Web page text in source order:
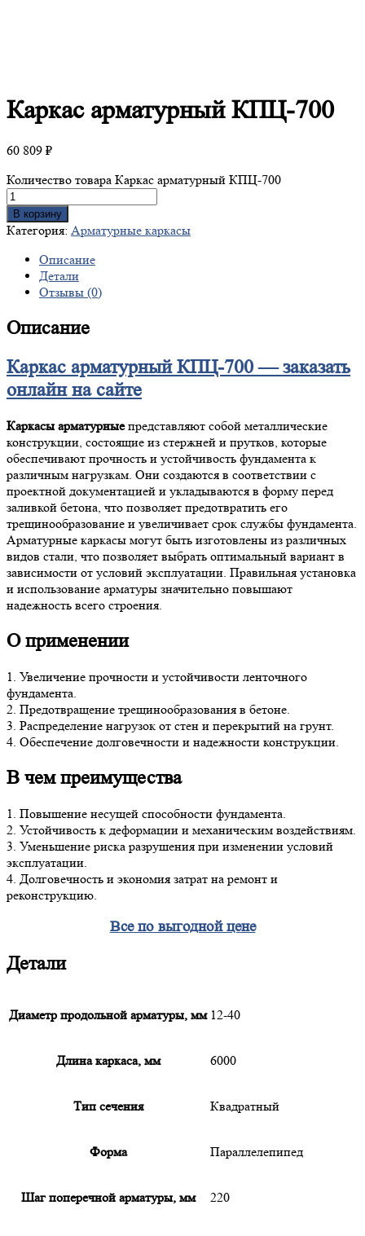
Каркасарматурный КПЦ-700
60 809 ₽
Количество товара Каркас арматурный КПЦ-700
В корзину
Категория: Арматурные каркасы
Описание
Детали
Отзывы (0)
Описание
Каркас арматурный КПЦ-700 — заказать
онлайн на сайте
Каркасы арматурныепредставляют собой металлические
конструкции, состоящие из стержней и прутков, которые
обеспечивают прочность и устойчивость фундамента к
различным нагрузкам. Они создаются в соответствии с
проектной документацией и укладываются в форму перед
заливкой бетона, что позволяет предотвратить его
трещинообразование и увеличивает срок службы фундамента.
Арматурные каркасы могут быть изготовлены из различных
видов стали, что позволяет выбрать оптимальный вариант в
зависимости от условий эксплуатации. Правильная установка
и использование арматуры значительно повышают
надежность всего строения.
О применении
1. Увеличение прочности и устойчивости ленточного
фундамента.
2. Предотвращение трещинообразования в бетоне.
3. Распределение нагрузок от стен и перекрытий на грунт.
4. Обеспечение долговечности и надежности конструкции.
В чем преимущества
1. Повышение несущей способности фундамента.
2. Устойчивость к деформации и механическим воздействиям.
3. Уменьшение риска разрушения при изменении условий
эксплуатации.
4. Долговечность и экономия затрат на ремонт и
реконструкцию.
Все по выгодной цене
Детали
Диаметр продольной арматуры, мм 12-40
Длина каркаса, мм 6000
Тип сечения Квадратный
Форма Параллелепипед
Шаг поперечной арматуры, мм 220